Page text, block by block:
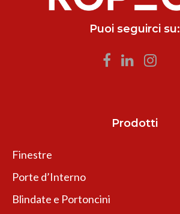
Puoi seguirci su:
Prodotti
Finestre
Porte d’Interno
Blindate e Portoncini